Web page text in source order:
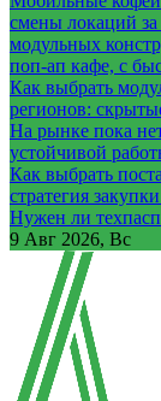
смены локаций
модульных
поп-ап кафе, с
Как выбрать
регионов:
На рынке пока
устойчивой
Как выбрать
стратегия
Нужен ли
9 Авг 2026, Вс